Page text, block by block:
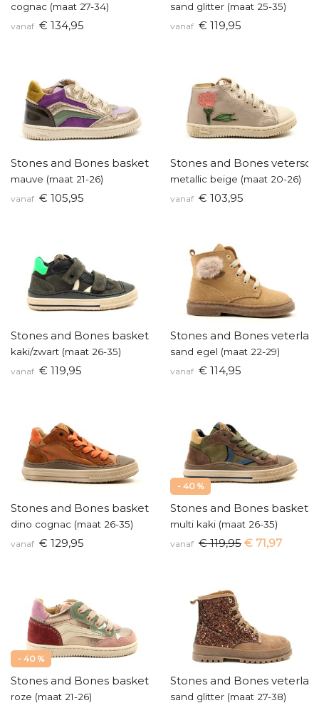
cognac (maat 27-34)
vanaf € 134,95
sand glitter (maat 25-35)
vanaf € 119,95
Stones and Bones baskettertje
mauve (maat 21-26)
vanaf € 105,95
Stones and Bones
metallic beige (maat 20-26)
vanaf € 103,95
Stones and Bones basketters
kaki/zwart (maat 26-35)
vanaf € 119,95
Stones and Bones
sand egel (maat 22-29)
vanaf € 114,95
Stones and Bones basketters
dino cognac (maat 26-35)
vanaf € 129,95
- 40 %
Stones and Bones
multi kaki (maat 26-35)
vanaf € 119,95 € 71,97
- 40 %
Stones and Bones baskettertje
roze (maat 21-26)
Stones and Bones
sand glitter (maat 27-38)